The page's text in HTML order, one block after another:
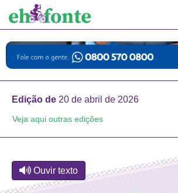
Edição de 20 de abril de 2026
Veja aqui outras edições
Ouvir texto